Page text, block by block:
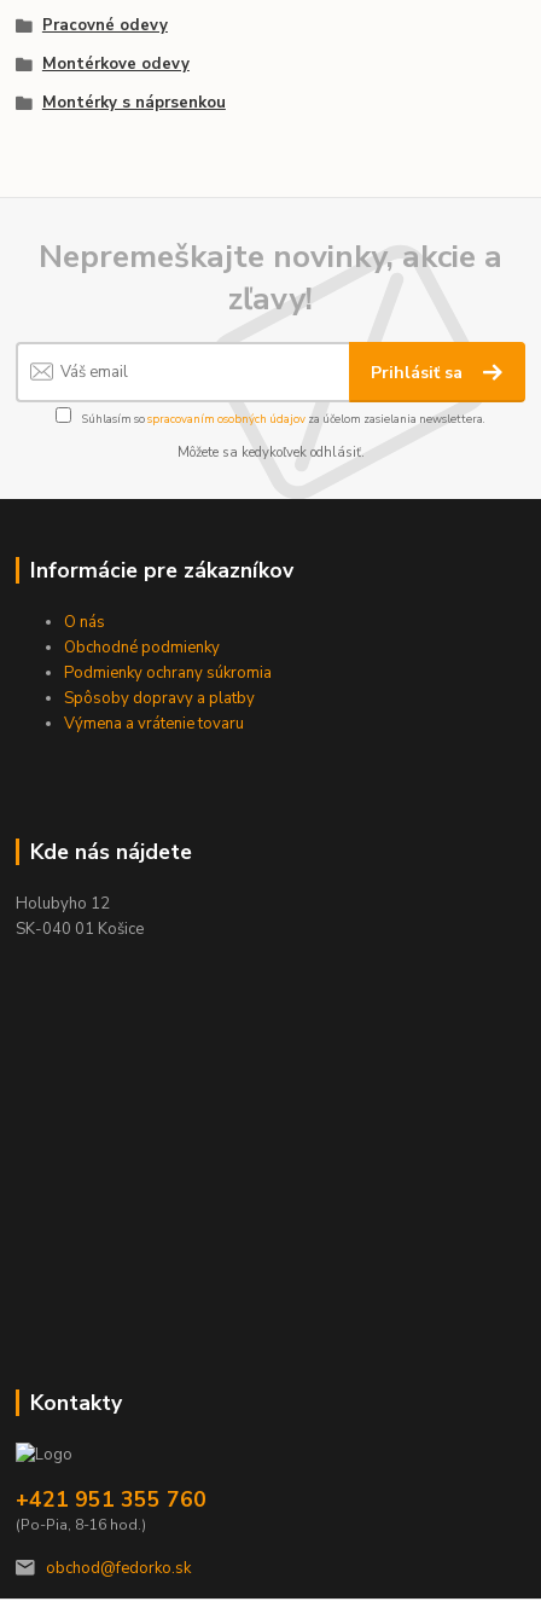
Pracovné odevy
Montérkove odevy
Montérky s náprsenkou
Nepremeškajte novinky, akcie a
zľavy!
Prihlásiť sa
Súhlasím sospracovaním osobných údajov za účelom zasielania newslettera.
Môžete sa kedykoľvek odhlásiť.
Informácie pre zákazníkov
O nás
Obchodné podmienky
Podmienky ochrany súkromia
Spôsoby dopravy a platby
Výmena a vrátenie tovaru
Kde nás nájdete
Holubyho 12
SK-040 01 Košice
Kontakty
+421 951 355 760
(Po-Pia, 8-16 hod.)
obchod@fedorko.sk